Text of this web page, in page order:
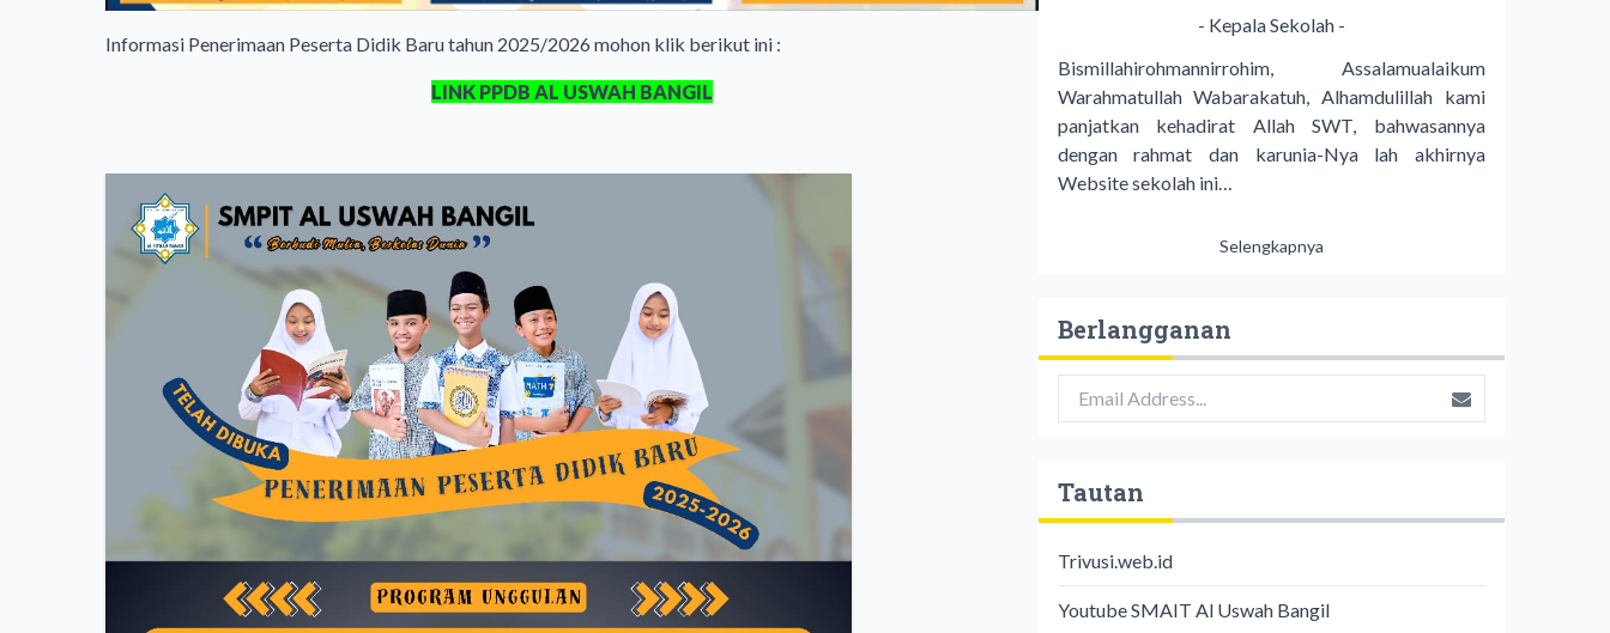
Informasi Penerimaan Peserta Didik Baru tahun 2025/2026 mohon klik berikut ini :
LINK PPDB AL USWAH BANGIL
- Kepala Sekolah -
Bismillahirohmannirrohim, Assalamualaikum
Warahmatullah Wabarakatuh, Alhamdulillah kami
panjatkan kehadirat Allah SWT, bahwasannya
dengan rahmat dan karunia-Nya lah akhirnya
Website sekolah ini…
Selengkapnya
Berlangganan
Tautan
Trivusi.web.id
Youtube SMAIT Al Uswah Bangil